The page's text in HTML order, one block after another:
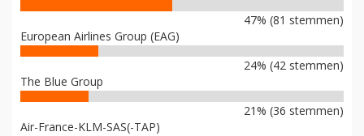
47% (81 stemmen)
European Airlines Group (EAG)
24% (42 stemmen)
The Blue Group
21% (36 stemmen)
Air-France-KLM-SAS(-TAP)